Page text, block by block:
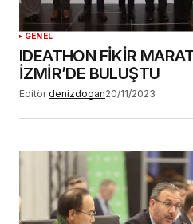
YORUM GÖNDER
GENEL
IDEATHON FİKİR
İZMİR’DE BULUŞTU
Editör denizdogan20/11/2023